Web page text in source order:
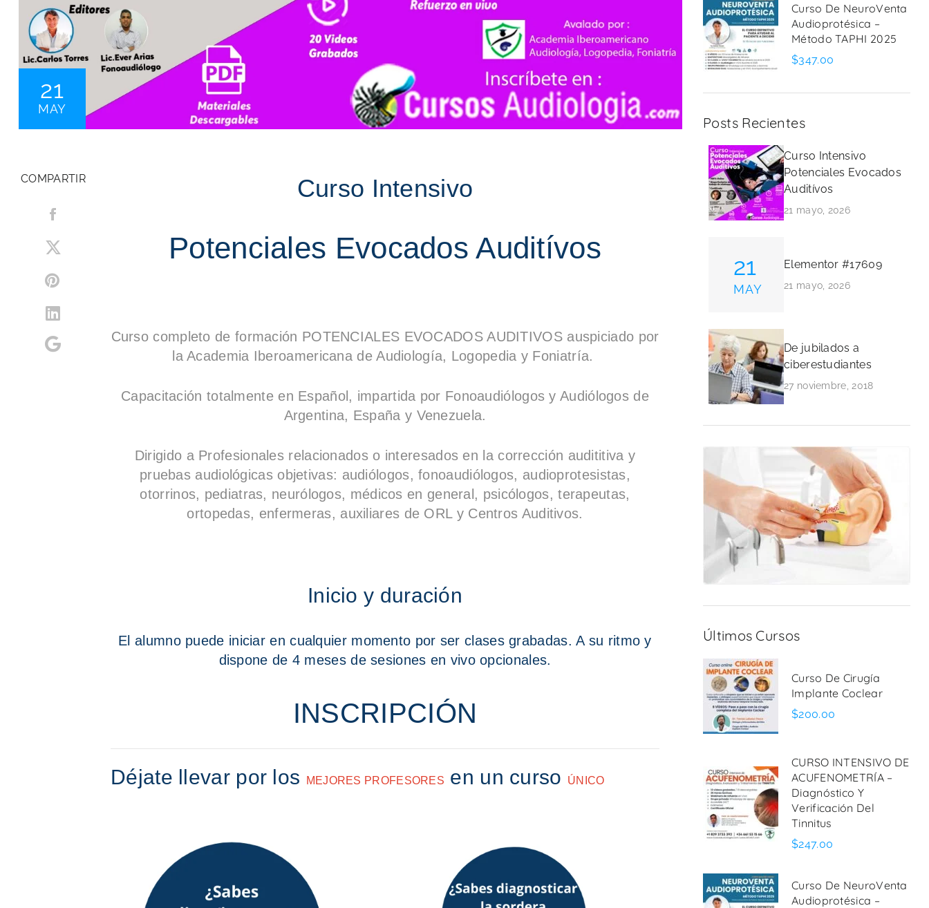
21
MAY
COMPARTIR Curso Intensivo
Potenciales Evocados Auditívos
Curso completo de formación POTENCIALES EVOCADOS AUDITIVOS auspiciado por
la Academia Iberoamericana de Audiología, Logopedia y Foniatría.
Capacitación totalmente en Español, impartida por Fonoaudiólogos y Audiólogos de
Argentina, España y Venezuela.
Dirigido a Profesionales relacionados o interesados en la corrección audititiva y
pruebas audiológicas objetivas: audiólogos, fonoaudiólogos, audioprotesistas,
otorrinos, pediatras, neurólogos, médicos en general, psicólogos, terapeutas,
ortopedas, enfermeras, auxiliares de ORL y Centros Auditivos.
Inicio y duración
El alumno puede iniciar en cualquier momento por ser clases grabadas. A su ritmo y
dispone de 4 meses de sesiones en vivo opcionales.
INSCRIPCIÓN
Déjate llevar por los MEJORES PROFESORES en un curso ÚNICO
Curso De NeuroVenta
Audioprotésica –
Método TAPHI 2025
$347.00
Posts Recientes
Curso Intensivo
Potenciales Evocados
Auditívos
21 mayo, 2026
21
MAY
Elementor #17609
21 mayo, 2026
De jubilados a
ciberestudiantes
27 noviembre, 2018
Últimos Cursos
Curso De Cirugía
Implante Coclear
$200.00
CURSO INTENSIVO DE
ACUFENOMETRÍA –
Diagnóstico Y
Verificación Del
Tinnitus
$247.00
Curso De NeuroVenta
Audioprotésica –